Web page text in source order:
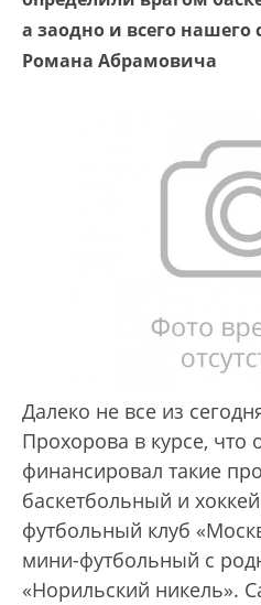
а заодно и всего нашего
Романа Абрамовича
Далеко не все из
Прохорова в курсе, что
финансировал такие
баскетбольный и
футбольный клуб
мини-футбольный с
«Норильский никель».